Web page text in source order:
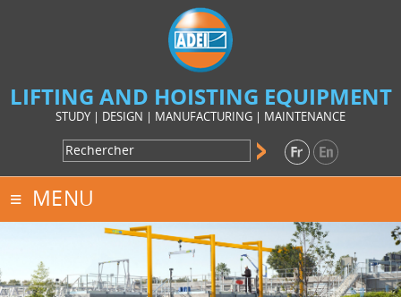
LIFTING AND HOISTING EQUIPMENT
STUDY | DESIGN | MANUFACTURING | MAINTENANCE
MENU